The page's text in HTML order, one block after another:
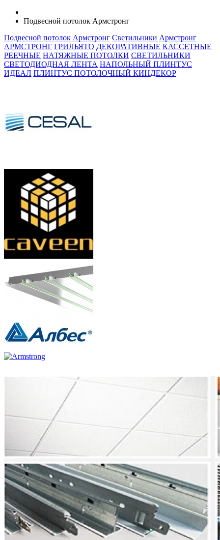
Подвесной потолок Армстронг
Подвесной потолок Армстронг Светильники Армстронг
АРМСТРОНГ ГРИЛЬЯТО ДЕКОРАТИВНЫЕ КАССЕТНЫЕ
РЕЕЧНЫЕ НАТЯЖНЫЕ ПОТОЛКИ СВЕТИЛЬНИКИ
СВЕТОДИОДНАЯ ЛЕНТА НАПОЛЬНЫЙ ПЛИНТУС
ИДЕАЛ ПЛИНТУС ПОТОЛОЧНЫЙ КИНДЕКОР